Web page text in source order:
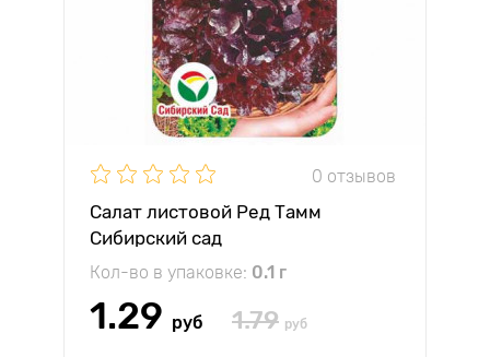
0 отзывов
Салат листовой Ред Тамм
Сибирский сад
Кол-во в упаковке: 0.1 г
1.29 руб 1.79 руб